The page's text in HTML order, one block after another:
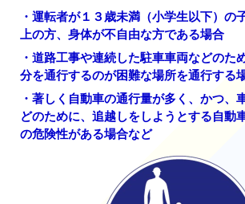
・運転者が１３歳未満（小学生以下）の
上の方、身体が不自由な方である場合
・道路工事や連続した駐車車両などのた
分を通行するのが困難な場所を通行する
・著しく自動車の通行量が多く、かつ、
どのために、追越しをしようとする自動
の危険性がある場合など